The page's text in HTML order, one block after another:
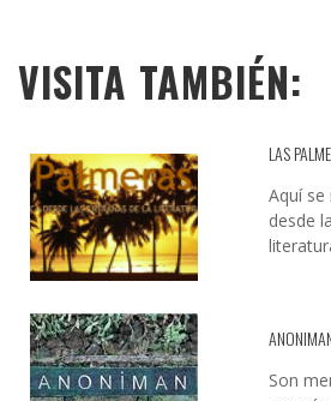
VISITA TAMBIÉN:
LAS
Aquí se
desde
Son